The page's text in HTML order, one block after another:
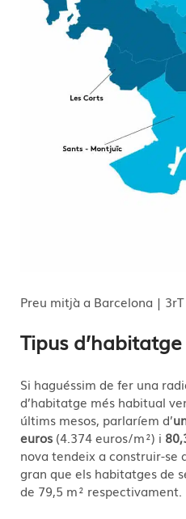
Preu mitjà a Barcelona |
Tipus
Si haguéssim de fer una
d’habitatge més habitual
últims mesos, parlaríem d’
euros (4.374 euros/m²) i
nova tendeix a construir-se
gran que els habitatges de
de 79,5 m² respectivament.